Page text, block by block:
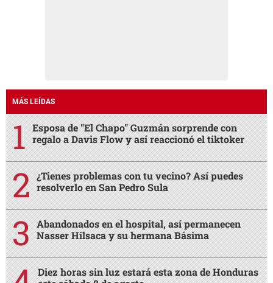
MÁS LEÍDAS
Esposa de "El Chapo" Guzmán sorprende con
regalo a Davis Flow y así reaccionó el tiktoker
¿Tienes problemas con tu vecino? Así puedes
resolverlo en San Pedro Sula
Abandonados en el hospital, así permanecen
Nasser Hilsaca y su hermana Básima
Diez horas sin luz estará esta zona de Honduras